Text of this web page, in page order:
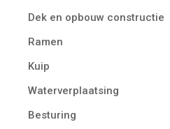
Dek en opbouw constructie
Ramen
Kuip
Waterverplaatsing
Besturing